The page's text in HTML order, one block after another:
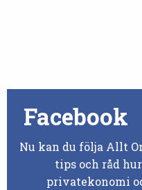
Facebook
Nu kan du följa Allt
tips och råd
privatekonomi